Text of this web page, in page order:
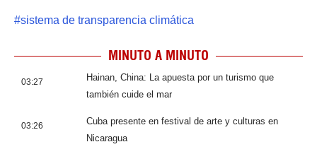
#sistema de transparencia climática
MINUTO A MINUTO
03:27
Hainan, China: La apuesta por un turismo que
también cuide el mar
03:26
Cuba presente en festival de arte y culturas en
Nicaragua